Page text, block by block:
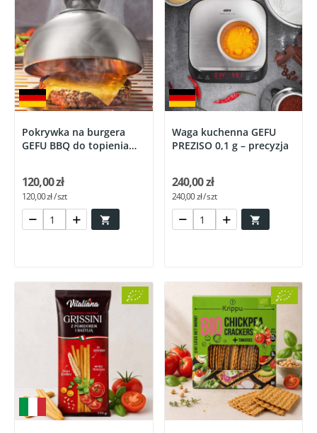
Pokrywka na burgera
GEFU BBQ do topienia

120,00 zł
120,00 zł / szt
Waga kuchenna GEFU
PREZISO 0,1 g – precyzja

240,00 zł
240,00 zł / szt